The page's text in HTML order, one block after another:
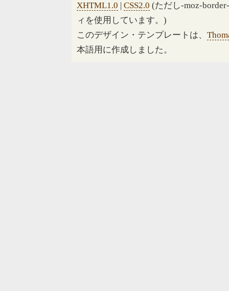
XHTML1.0 | CSS2.0 (ただし-moz-
ィを使用しています。)
このデザイン・テンプレートは、
本語用に作成しました。